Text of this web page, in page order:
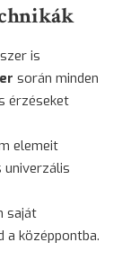
is
során minden
érzéseket
elemeit
univerzális
saját
középpontba.